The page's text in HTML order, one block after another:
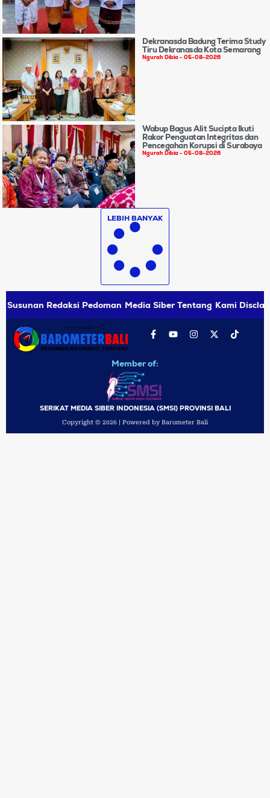
Dekranasda Badung Terima Study
Tiru Dekranasda Kota Semarang
Ngurah Dibia 05-08-2026
Wabup Bagus Alit Sucipta Ikuti
Rakor Penguatan Integritas dan
Pencegahan Korupsi di Surabaya
Ngurah Dibia 05-08-2026
LEBIH BANYAK
Susunan Redaksi Pedoman Media Siber Tentang Kami
Member of:
SERIKAT MEDIA SIBER INDONESIA (SMSI) PROVINSI BALI
Copyright © 2026 | Powered by Barometer Bali